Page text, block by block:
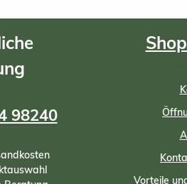
98240
Vorteile